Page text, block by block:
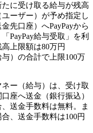
に受け取る給与が残高
ーザー）が予め指定し
先口座）へPayPayから
PayPay給与受取」を利
上限額は80万円
与）の合計で上限100万
ー（給与）は、受け取
座へ送金（銀行振込）
送金手数料は無料。ま
、送金手数料は100円